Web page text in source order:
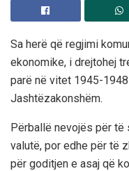
Sa herë që regjimi
ekonomike, i drejtohej
parë në vitet 1945-
Jashtëzakonshëm.
Përballë nevojës për të
valutë, por edhe për të
për goditjen e asaj që